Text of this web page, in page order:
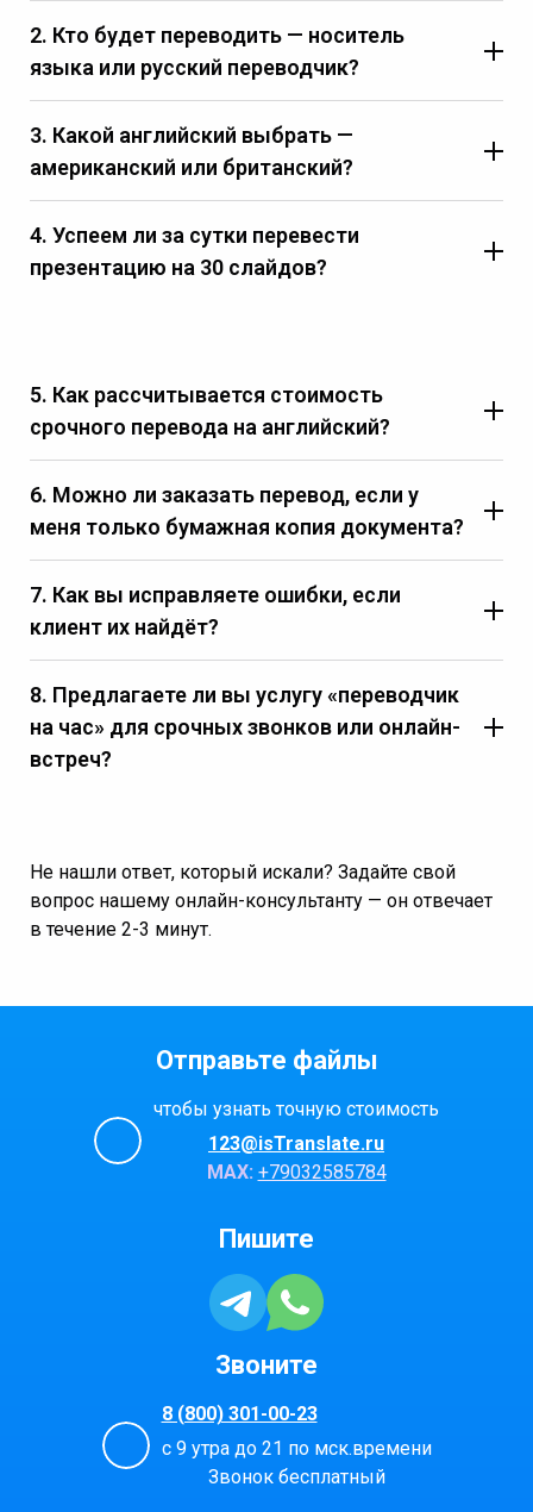
2. Кто будет переводить — носитель
языка или русский переводчик?
3. Какой английский выбрать —
американский или британский?
4. Успеем ли за сутки перевести
презентацию на 30 слайдов?
5. Как рассчитывается стоимость
срочного перевода на английский?
6. Можно ли заказать перевод, если у
меня только бумажная копия документа?
7. Как вы исправляете ошибки, если
клиент их найдёт?
8. Предлагаете ли вы услугу «переводчик
на час» для срочных звонков или онлайн-
встреч?
Не нашли ответ, который искали? Задайте свой
вопрос нашему онлайн-консультанту — он отвечает
в течение 2-3 минут.
Отправьте файлы
чтобы узнать точную стоимость
123@isTranslate.ru
МАХ: +79032585784
Пишите
Звоните
8 (800) 301-00-23
с 9 утра до 21 по мск.времени
Звонок бесплатный